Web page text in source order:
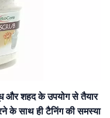
और शहद के उपयोग से तैयार
के साथ ही टैनिंग की समस्या